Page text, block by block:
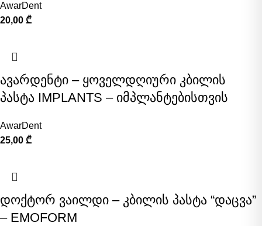
AwarDent
20,00 ₾
ავარდენტი – ყოველდღიური კბილის
პასტა IMPLANTS – იმპლანტებისთვის
AwarDent
25,00 ₾
დოქტორ ვაილდი – კბილის პასტა “დაცვა”
– EMOFORM